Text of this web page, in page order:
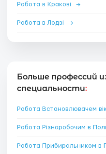
Робота в Кракові →
Робота в Лодзі →
Больше профессий
специальности:
Робота Встановлювачем
Робота Різноробочим в
Робота Прибиральником в